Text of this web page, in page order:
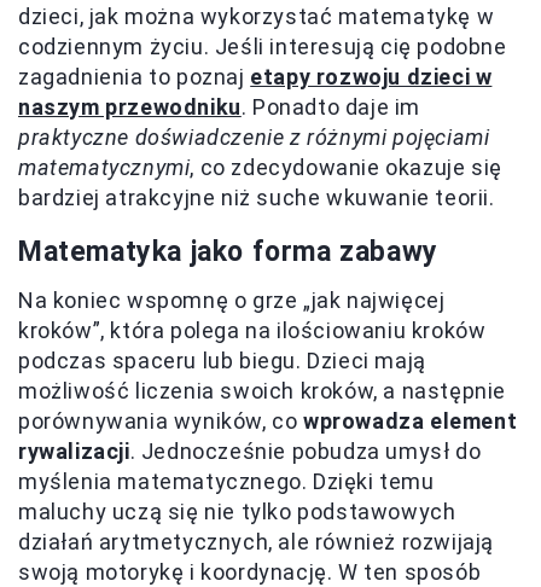
dzieci, jak można wykorzystać matematykę w
codziennym życiu. Jeśli interesują cię podobne
zagadnienia to poznaj etapy rozwoju dzieci w
naszym przewodniku. Ponadto daje im
praktyczne doświadczenie z różnymi pojęciami
matematycznymi, co zdecydowanie okazuje się
bardziej atrakcyjne niż suche wkuwanie teorii.
Matematyka jako forma zabawy
Na koniec wspomnę o grze „jak najwięcej
kroków”, która polega na ilościowaniu kroków
podczas spaceru lub biegu. Dzieci mają
możliwość liczenia swoich kroków, a następnie
porównywania wyników, cowprowadza element
rywalizacji. Jednocześnie pobudza umysł do
myślenia matematycznego. Dzięki temu
maluchy uczą się nie tylko podstawowych
działań arytmetycznych, ale również rozwijają
swoją motorykę i koordynację. W ten sposób